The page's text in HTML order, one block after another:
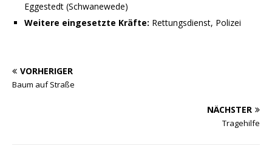
Eggestedt (Schwanewede)
Weitere eingesetzte Kräfte: Rettungsdienst, Polizei
VORHERIGER
Baum auf Straße
NÄCHSTER
Tragehilfe